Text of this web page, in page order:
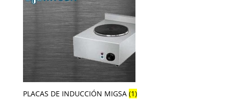
PLACAS DE INDUCCIÓN MIGSA (1)